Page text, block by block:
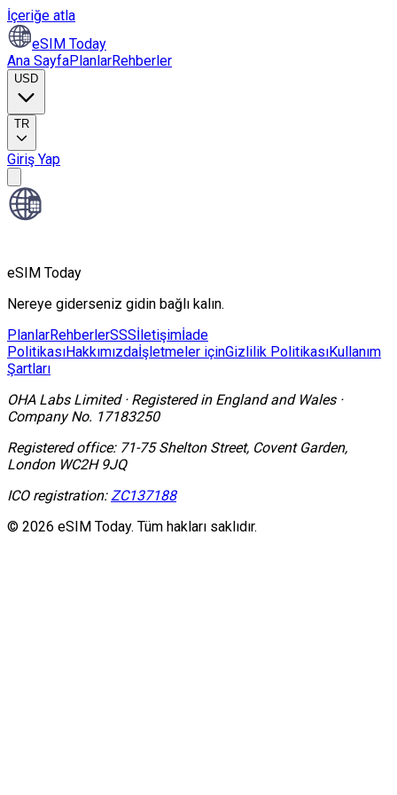
İçeriğe atla
eSIM Today
Ana SayfaPlanlarRehberler
USD
TR
Giriş Yap
eSIM Today
Nereye giderseniz gidin bağlı kalın.
PlanlarRehberlerSSSİletişimİade
PolitikasıHakkımızdaİşletmeler içinGizlilik PolitikasıKullanım
Şartları
OHA Labs Limited· Registered in England and Wales·
Company No. 17183250
Registered office: 71-75 Shelton Street, Covent Garden,
London WC2H 9JQ
ICO registration: ZC137188
© 2026 eSIM Today. Tüm hakları saklıdır.